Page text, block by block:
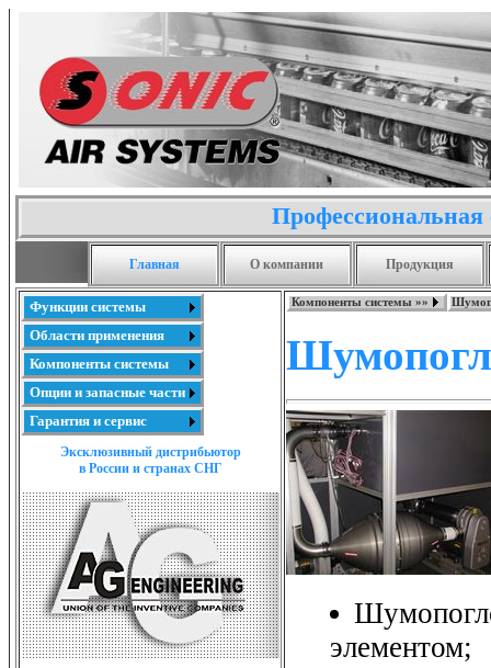
Профессиональная
Главная О компании Продукция
Функции системы
Области применения
Компоненты системы
Опции и запасные части
Гарантия и сервис
Эксклюзивный дистрибьютор
в России и странах СНГ
Компоненты системы »»
элементом;